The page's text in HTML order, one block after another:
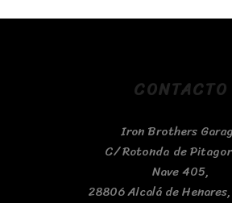
CONTACTO
Iron Brothers
C/ Rotonda de
Nave 405,
28806 Alcalá de